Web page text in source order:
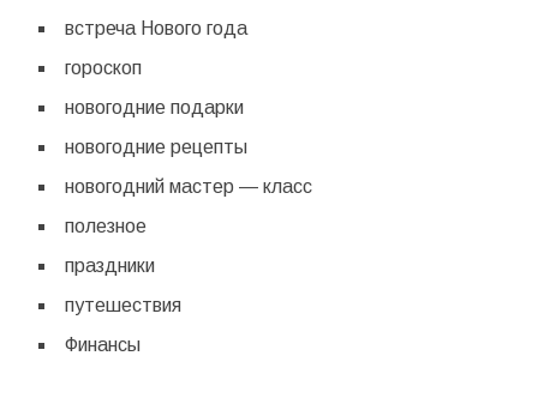
встреча Нового года
гороскоп
новогодние подарки
новогодние рецепты
новогодний мастер — класс
полезное
праздники
путешествия
Финансы